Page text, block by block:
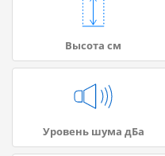
Высота см
Уровень шума дБа